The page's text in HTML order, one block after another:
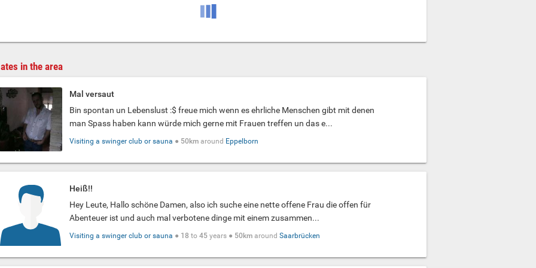
in the area
Mal versaut
Bin spontan un Lebenslust :$ freue mich wenn es ehrliche Menschen gibt mit denen
man Spass haben kann würde mich gerne mit Frauen treffen un das e...
Visiting a swinger club or sauna ● 50km around Eppelborn
Heiß!!
Hey Leute, Hallo schöne Damen, also ich suche eine nette offene Frau die offen für
Abenteuer ist und auch mal verbotene dinge mit einem zusammen...
Visiting a swinger club or sauna ● 18 to45 years ● 50km aroundSaarbrücken